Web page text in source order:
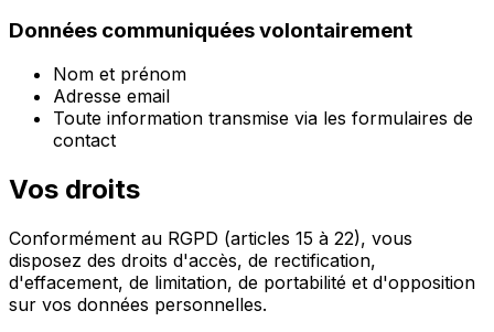
Données communiquées volontairement
Nom et prénom
Adresse email
Toute information transmise via les formulaires de
contact
Vos droits
Conformément au RGPD (articles 15 à 22), vous
disposez des droits d'accès, de rectification,
d'effacement, de limitation, de portabilité et d'opposition
sur vos données personnelles.